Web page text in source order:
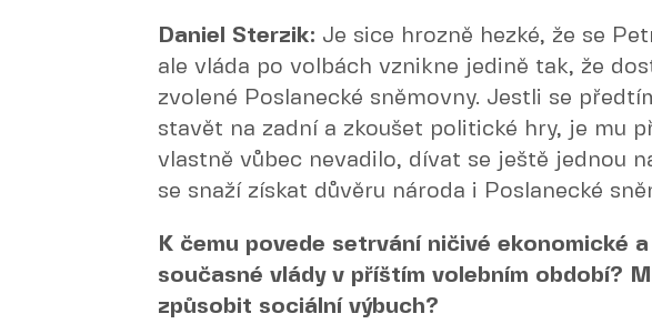
Daniel Sterzik: Je sice hrozně hezké, že se
ale vláda po volbách vznikne jedině tak, že
zvolené Poslanecké sněmovny. Jestli se
stavět na zadní a zkoušet politické hry, je mu
vlastně vůbec nevadilo, dívat se ještě jednou
se snaží získat důvěru národa i Poslanecké
K čemu povede setrvání ničivé ekonomické
současné vlády v příštím volebním období?
způsobit sociální výbuch?